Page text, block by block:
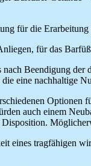
für die
für das
Beendigung
eine nachhaltige
auch einem
eines tragfähigen